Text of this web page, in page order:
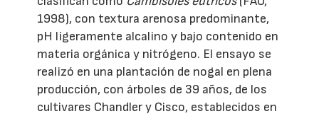
1998), con textura arenosa predominante,
pH ligeramente alcalino y bajo contenido en
materia orgánica y nitrógeno. El ensayo se
realizó en una plantación de nogal en plena
producción, con árboles de 39 años, de los
cultivares Chandler y Cisco, establecidos en